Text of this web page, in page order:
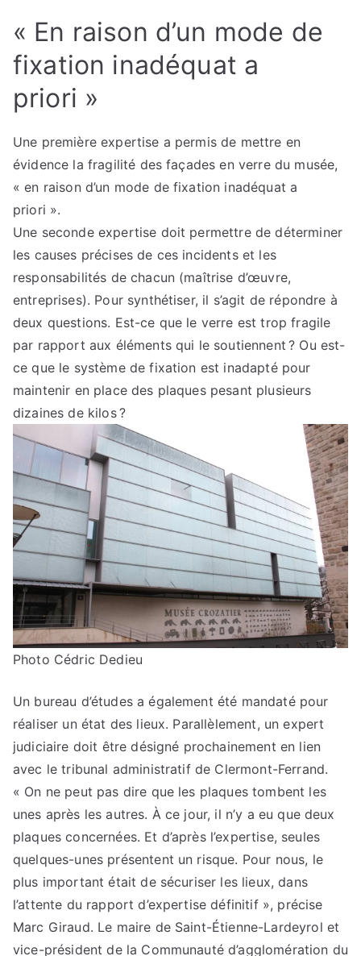
« En raison d’un mode de
fixation inadéquat a
priori »
Une première expertise a permis de mettre en
évidence la fragilité des façades en verre du musée,
« en raison d’un mode de fixation inadéquat a
priori ».
Une seconde expertise doit permettre de déterminer
les causes précises de ces incidents et les
responsabilités de chacun (maîtrise d’œuvre,
entreprises). Pour synthétiser, il s’agit de répondre à
deux questions. Est-ce que le verre est trop fragile
par rapport aux éléments qui le soutiennent ? Ou est-
ce que le système de fixation est inadapté pour
maintenir en place des plaques pesant plusieurs
dizaines de kilos ?
Photo Cédric Dedieu
Un bureau d’études a également été mandaté pour
réaliser un état des lieux. Parallèlement, un expert
judiciaire doit être désigné prochainement en lien
avec le tribunal administratif de Clermont-Ferrand.
« On ne peut pas dire que les plaques tombent les
unes après les autres. À ce jour, il n’y a eu que deux
plaques concernées. Et d’après l’expertise, seules
quelques-unes présentent un risque. Pour nous, le
plus important était de sécuriser les lieux, dans
l’attente du rapport d’expertise définitif », précise
Marc Giraud. Le maire de Saint-Étienne-Lardeyrol et
vice-président de la Communauté d’agglomération du